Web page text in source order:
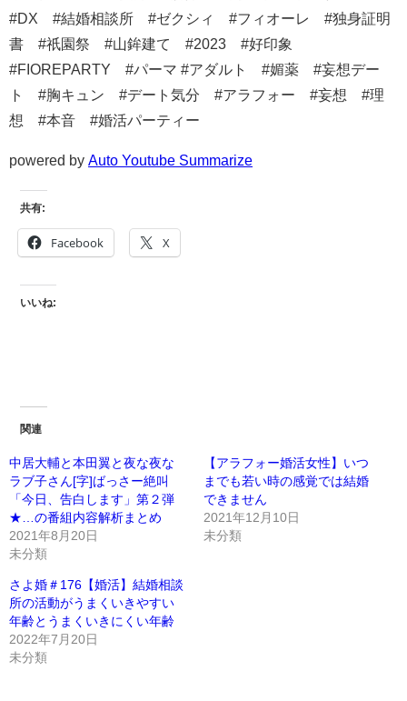
#DX #結婚相談所 #ゼクシィ #フィオーレ #独身証明
書 #祇園祭 #山鉾建て #2023 #好印象
#FIOREPARTY #パーマ #アダルト #媚薬 #妄想デー
ト #胸キュン #デート気分 #アラフォー #妄想 #理
想 #本音 #婚活パーティー
powered by Auto Youtube Summarize
共有:
Facebook X
いいね:
関連
中居大輔と本田翼と夜な夜な
ラブ子さん[字]ばっさー絶叫
「今日、告白します」第２弾
★…の番組内容解析まとめ
2021年8月20日
未分類
【アラフォー婚活女性】いつ
までも若い時の感覚では結婚
できません
2021年12月10日
未分類
さよ婚＃176【婚活】結婚相談
所の活動がうまくいきやすい
年齢とうまくいきにくい年齢
2022年7月20日
未分類